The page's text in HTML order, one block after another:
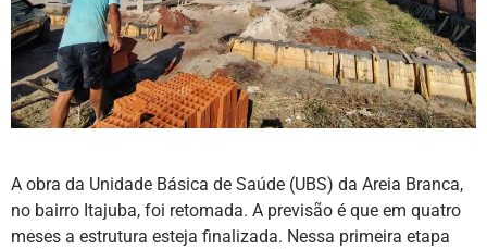
A obra da Unidade Básica de Saúde (UBS) da Areia Branca,
no bairro Itajuba, foi retomada. A previsão é que em quatro
meses a estrutura esteja finalizada. Nessa primeira etapa